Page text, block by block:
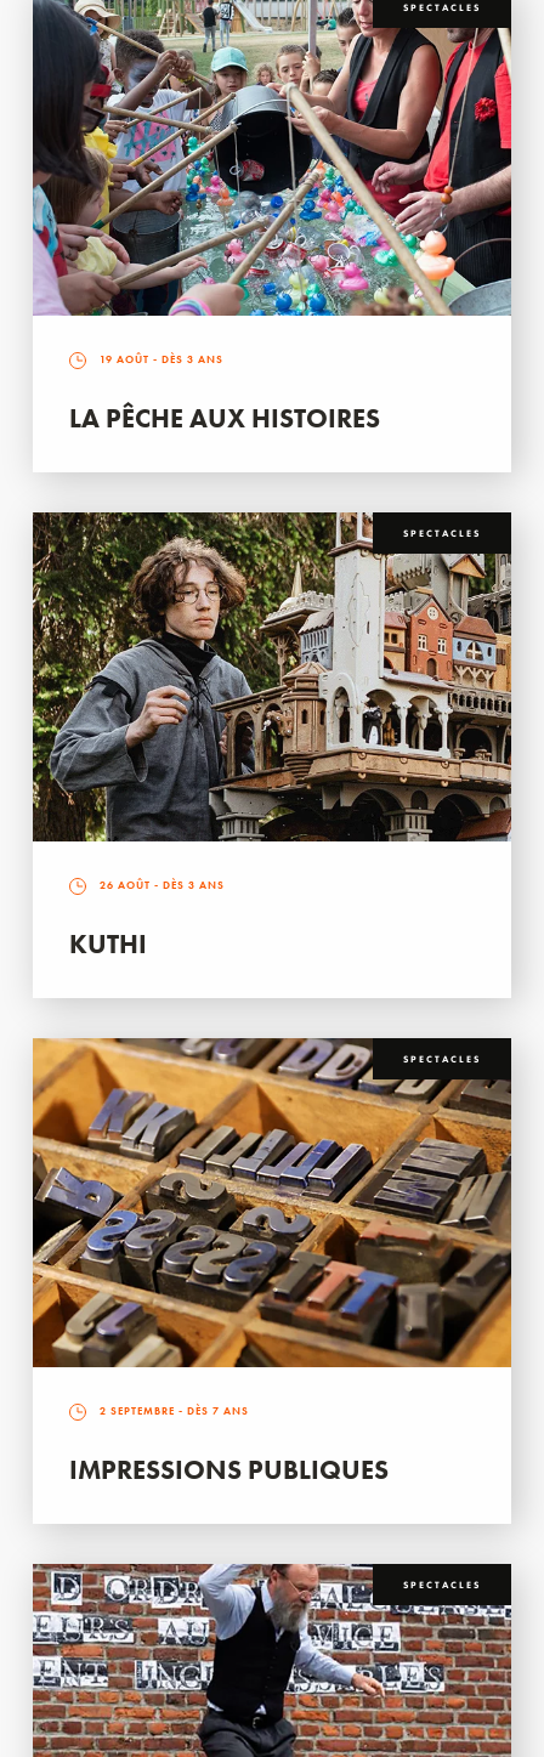
SPECTACLES
19 AOÛT - DÈS 3 ANS
LA PÊCHE AUX HISTOIRES
SPECTACLES
26 AOÛT - DÈS 3 ANS
KUTHI
SPECTACLES
2 SEPTEMBRE - DÈS 7 ANS
IMPRESSIONS PUBLIQUES
SPECTACLES